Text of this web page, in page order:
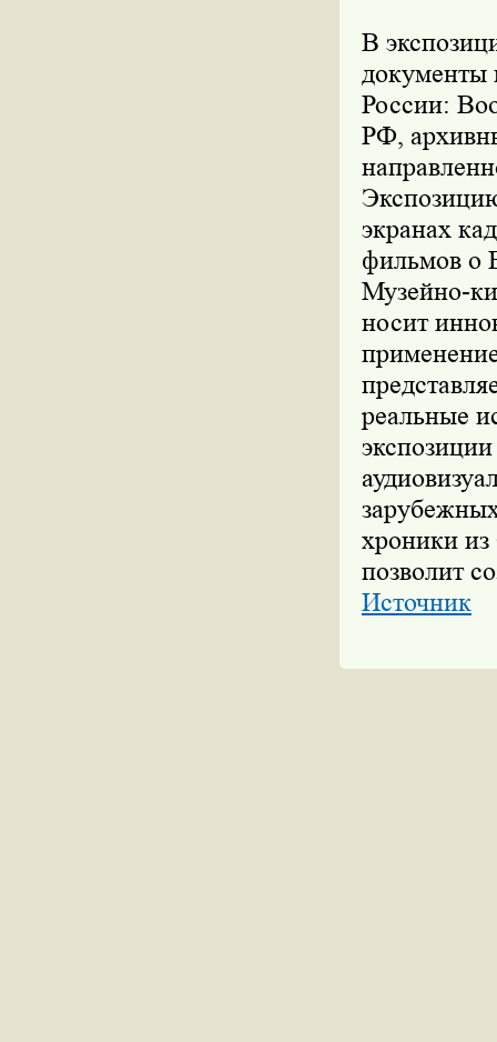
В
документы
России:
РФ,
экранах
фильмов о
Музейно-
носит
реальные
хроники
позволит
Источник